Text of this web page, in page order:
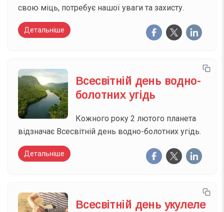
свою міць, потребує нашої уваги та захисту.
Детальніше
Всесвітній день водно-
болотних угідь
Кожного року 2 лютого планета
відзначає Всесвітній день водно-болотних угідь.
Детальніше
Всесвітній день укулеле